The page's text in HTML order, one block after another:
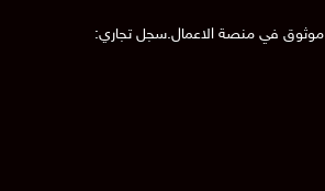
متجر techtaswik store موثوق في منصة الاعمال.سجل تجاري: